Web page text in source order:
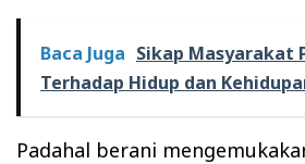
Baca Juga Sikap Masyarakat
Terhadap Hidup dan
Padahal berani